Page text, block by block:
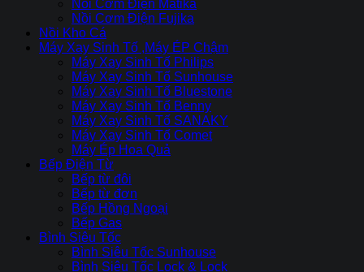
Nồi Cơm Điện Matika
Nồi Cơm Điện Fujika
Nồi Kho Cá
Máy Xay Sinh Tố ,Máy ÉP Chậm
Máy Xay Sinh Tố Philips
Máy Xay Sinh Tố Sunhouse
Máy Xay Sinh Tố Bluestone
Máy Xay Sinh Tố Benny
Máy Xay Sinh Tố SANAKY
Máy Xay Sinh Tố Comet
Máy Ép Hoa Quả
Bếp Điện Từ
Bếp từ đôi
Bếp từ đơn
Bếp Hồng Ngoại
Bếp Gas
Bình Siêu Tốc
Bình Siêu Tốc Sunhouse
Bình Siêu Tốc Lock & Lock